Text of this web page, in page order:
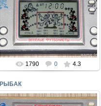
05.10.2017
Экспортный вариант игры
электроника "ВЕСЁЛЫЕ
ФУТБОЛИСТЫ"
perepelin
1790 0 4.3
РЫБАК